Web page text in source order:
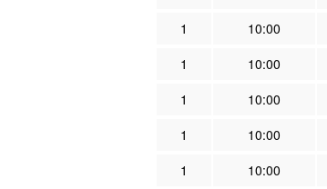
1
10:00
1
10:00
1
10:00
1
10:00
1
10:00